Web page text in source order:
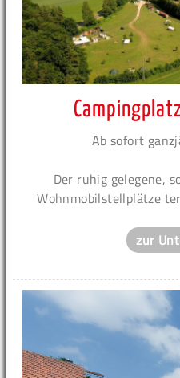
Ab sofort
Der ruhig gelegene,
Wohnmobilstellplätze
zur